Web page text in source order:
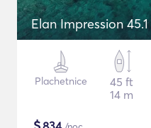
Elan Impression 45.1
Plachetnice
45 ft
14 m